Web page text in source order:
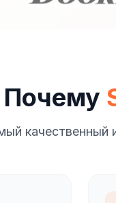
Почему
качественный